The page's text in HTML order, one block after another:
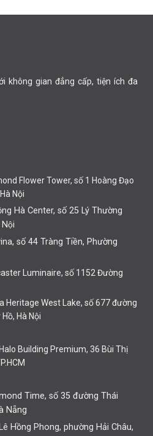
không gian đẳng cấp, tiện ích đa
Flower Tower, số 1 Hoàng Đạo
Nội
Hà Center, số 25 Lý Thường
số 44 Tràng Tiền, Phường
Luminaire, số 1152 Đường
Heritage West Lake, số 677 đường
Hà Nội
Building Premium, 36 Bùi Thị
Time, số 35 đường Thái
Nẵng
Hồng Phong, phường Hải Châu,